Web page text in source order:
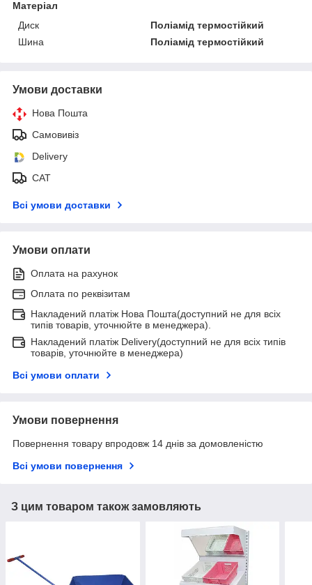
Матеріал
Диск
Поліамід термостійкий
Шина
Поліамід термостійкий
Умови доставки
Нова Пошта
Самовивіз
Delivery
САТ
Всі умови доставки
Умови оплати
Оплата на рахунок
Оплата по реквізитам
Накладений платіж Нова Пошта(доступний не для всіх
типів товарів, уточнюйте в менеджера).
Накладений платіж Delivery(доступний не для всіх типів
товарів, уточнюйте в менеджера)
Всі умови оплати
Умови повернення
Повернення товару впродовж 14 днів за домовленістю
Всі умови повернення
З цим товаром також замовляють